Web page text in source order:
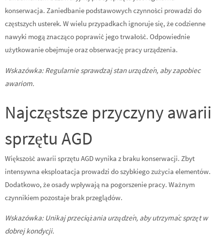
konserwacja. Zaniedbanie podstawowych czynności prowadzi do
częstszych usterek. W wielu przypadkach ignoruje się, że codzienne
nawyki mogą znacząco poprawić jego trwałość. Odpowiednie
użytkowanie obejmuje oraz obserwację pracy urządzenia.
Wskazówka: Regularnie sprawdzaj stan urządzeń, aby zapobiec
awariom.
Najczęstsze przyczyny awarii
sprzętu AGD
Większość awarii sprzętu AGD wynika z braku konserwacji. Zbyt
intensywna eksploatacja prowadzi do szybkiego zużycia elementów.
Dodatkowo, że osady wpływają na pogorszenie pracy. Ważnym
czynnikiem pozostaje brak przeglądów.
Wskazówka: Unikaj przeciążania urządzeń, aby utrzymać sprzęt w
dobrej kondycji.